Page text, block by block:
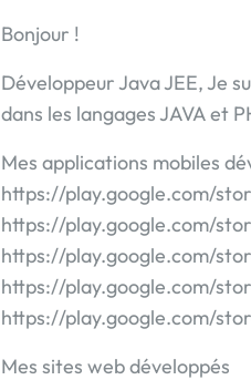
Bonjour !
Développeur Java JEE, Je
dans les langages JAVA et
Mes applications mobiles
https://play.google.com/
https://play.google.com/
https://play.google.com/
https://play.google.com/
https://play.google.com/
Mes sites web développés